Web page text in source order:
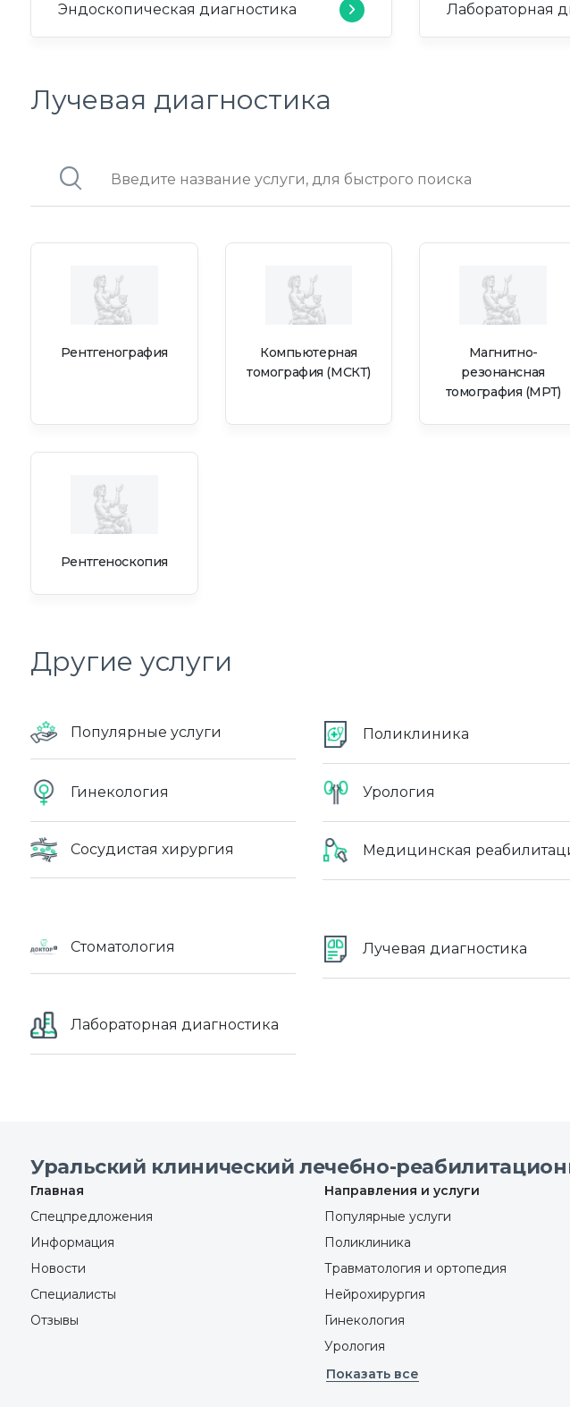
Эндоскопическая диагностика Лабораторная
Лучевая диагностика
Рентгенография
Компьютерная
томография (МСКТ)
Магнитно-
резонансная
томография (МРТ)
Рентгеноскопия
Другие услуги
Популярные услуги Поликлиника
Гинекология Урология
Сосудистая хирургия Медицинская
Стоматология Лучевая диагностика
Лабораторная диагностика
Уральский клинический лечебно-
Главная
Спецпредложения
Информация
Новости
Специалисты
Отзывы
Направления и услуги
Популярные услуги
Поликлиника
Травматология и ортопедия
Нейрохирургия
Гинекология
Урология
Показать все